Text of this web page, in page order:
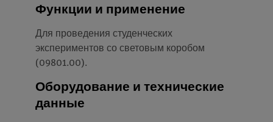
Функции и применение
Для проведения студенческих
экспериментов со световым коробом
(09801.00).
Оборудование и технические
данные